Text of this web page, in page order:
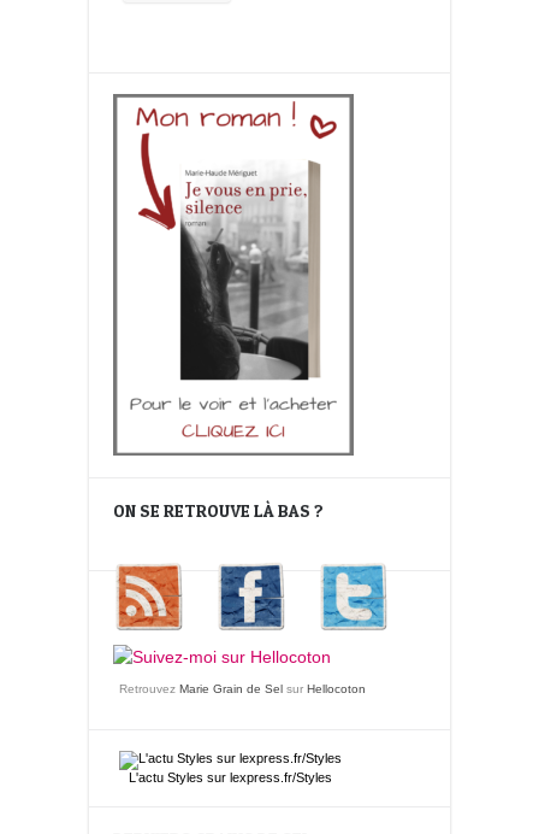
ON SE RETROUVE LÀ BAS ?
Retrouvez Marie Grain de Sel sur Hellocoton
L'actu Styles sur lexpress.fr/Styles